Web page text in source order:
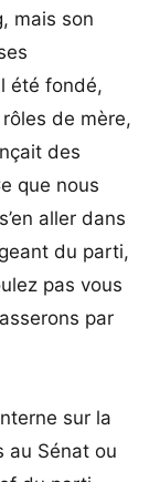
mais son
été fondé,
de mère,
des
que nous
aller dans
du parti,
pas vous
par
sur la
au Sénat ou